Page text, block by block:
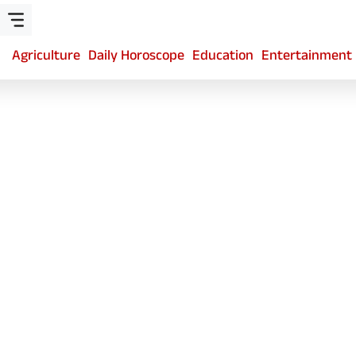
Agriculture Daily Horoscope Education Entertainment